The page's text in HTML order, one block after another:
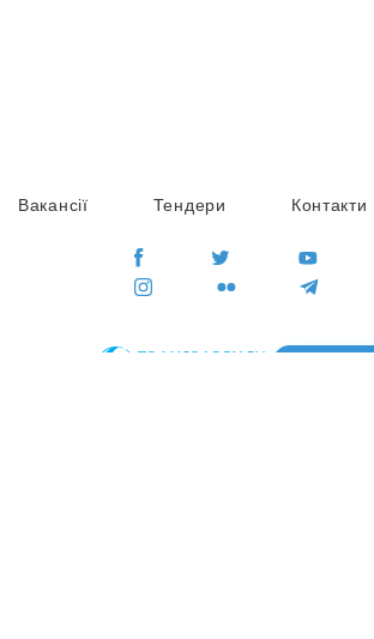
Вакансії Тендери Контакти